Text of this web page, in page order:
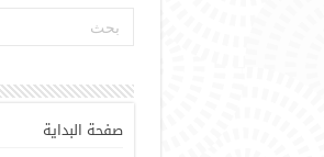
صفحة البداية